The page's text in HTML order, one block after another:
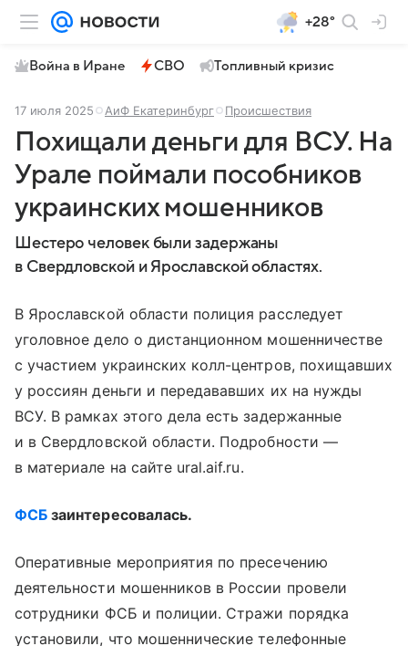
+28°
Война в Иране СВО Топливный кризис
17 июля 2025 АиФ Екатеринбург Происшествия
Похищали деньги для ВСУ. На
Урале поймали пособников
украинских мошенников
Шестеро человек были задержаны
в Свердловской и Ярославской областях.
В Ярославской области полиция расследует
уголовное дело о дистанционном мошенничестве
с участием украинских колл-центров, похищавших
у россиян деньги и передававших их на нужды
ВСУ. В рамках этого дела есть задержанные
и в Свердловской области. Подробности —
в материале на сайте ural.aif.ru.
ФСБ заинтересовалась.
Оперативные мероприятия по пресечению
деятельности мошенников в России провели
сотрудники ФСБ и полиции. Стражи порядка
установили, что мошеннические телефонные